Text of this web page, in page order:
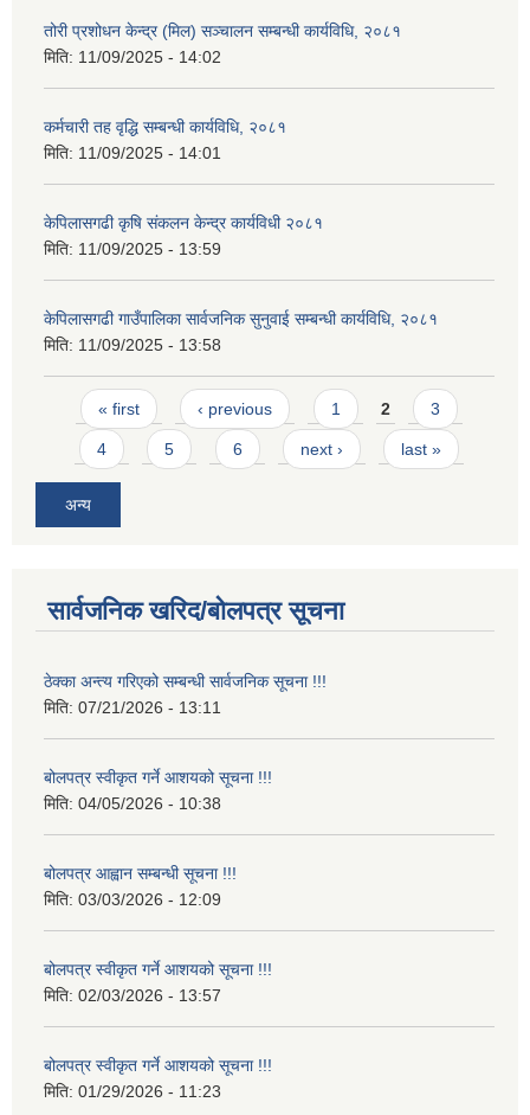
तोरी प्रशोधन केन्द्र (मिल) सञ्चालन सम्बन्धी कार्यविधि, २०८१
मिति: 11/09/2025 - 14:02
कर्मचारी तह वृद्धि सम्बन्धी कार्यविधि, २०८१
मिति: 11/09/2025 - 14:01
केपिलासगढी कृषि संकलन केन्द्र कार्यविधी २०८१
मिति: 11/09/2025 - 13:59
केपिलासगढी गाउँपालिका सार्वजनिक सुनुवाई सम्बन्धी कार्यविधि, २०८१
मिति: 11/09/2025 - 13:58
Pages
« first ‹ previous 1 2 3
4 5 6 next › last »
अन्य
सार्वजनिक खरिद/बोलपत्र सूचना
ठेक्का अन्त्य गरिएको सम्बन्धी सार्वजनिक सूचना !!!
मिति: 07/21/2026 - 13:11
बोलपत्र स्वीकृत गर्ने आशयको सूचना !!!
मिति: 04/05/2026 - 10:38
बोलपत्र आह्वान सम्बन्धी सूचना !!!
मिति: 03/03/2026 - 12:09
बोलपत्र स्वीकृत गर्ने आशयको सूचना !!!
मिति: 02/03/2026 - 13:57
बोलपत्र स्वीकृत गर्ने आशयको सूचना !!!
मिति: 01/29/2026 - 11:23